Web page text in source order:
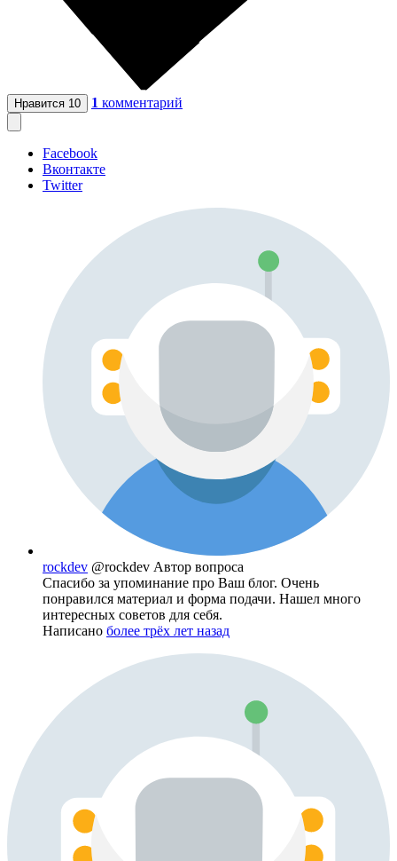
Нравится 10 1 комментарий
Facebook
Вконтакте
Twitter
rockdev @rockdev Автор вопроса
Спасибо за упоминание про Ваш блог. Очень
понравился материал и форма подачи. Нашел много
интересных советов для себя.
Написано более трёх лет назад